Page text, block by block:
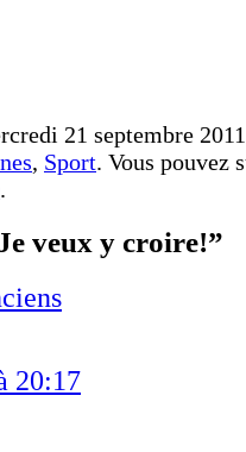
21 septembre
, Sport. Vous pouvez
.
veux y croire!”
20:17